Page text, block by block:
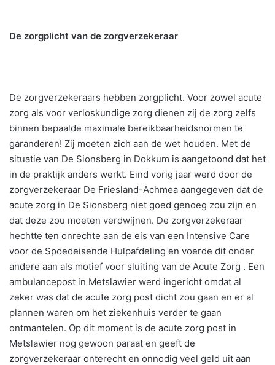
De zorgplicht van de zorgverzekeraar
De zorgverzekeraars hebben zorgplicht. Voor zowel acute
zorg als voor verloskundige zorg dienen zij de zorg zelfs
binnen bepaalde maximale bereikbaarheidsnormen te
garanderen! Zij moeten zich aan de wet houden. Met de
situatie van De Sionsberg in Dokkum is aangetoond dat het
in de praktijk anders werkt. Eind vorig jaar werd door de
zorgverzekeraar De Friesland-Achmea aangegeven dat de
acute zorg in De Sionsberg niet goed genoeg zou zijn en
dat deze zou moeten verdwijnen. De zorgverzekeraar
hechtte ten onrechte aan de eis van een Intensive Care
voor de Spoedeisende Hulpafdeling en voerde dit onder
andere aan als motief voor sluiting van de Acute Zorg . Een
ambulancepost in Metslawier werd ingericht omdat al
zeker was dat de acute zorg post dicht zou gaan en er al
plannen waren om het ziekenhuis verder te gaan
ontmantelen. Op dit moment is de acute zorg post in
Metslawier nog gewoon paraat en geeft de
zorgverzekeraar onterecht en onnodig veel geld uit aan